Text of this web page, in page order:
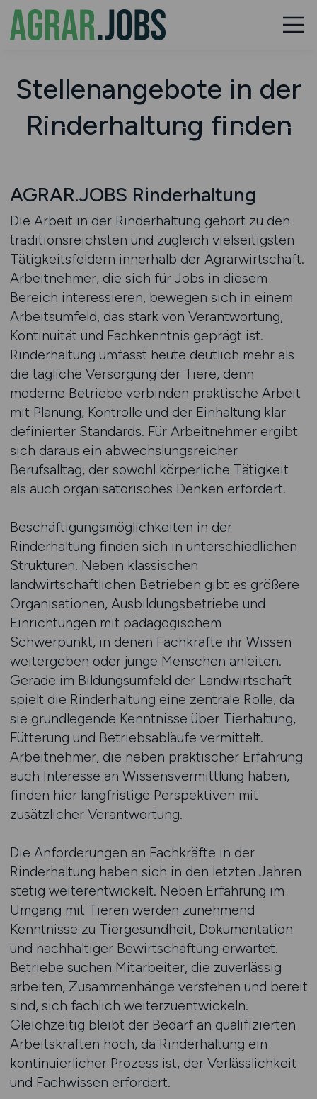
Stellenangebote in der
Rinderhaltung finden
AGRAR.JOBS Rinderhaltung
Die Arbeit in der Rinderhaltung gehört zu den
traditionsreichsten und zugleich vielseitigsten
Tätigkeitsfeldern innerhalb der Agrarwirtschaft.
Arbeitnehmer, die sich für Jobs in diesem
Bereich interessieren, bewegen sich in einem
Arbeitsumfeld, das stark von Verantwortung,
Kontinuität und Fachkenntnis geprägt ist.
Rinderhaltung umfasst heute deutlich mehr als
die tägliche Versorgung der Tiere, denn
moderne Betriebe verbinden praktische Arbeit
mit Planung, Kontrolle und der Einhaltung klar
definierter Standards. Für Arbeitnehmer ergibt
sich daraus ein abwechslungsreicher
Berufsalltag, der sowohl körperliche Tätigkeit
als auch organisatorisches Denken erfordert.
Beschäftigungsmöglichkeiten in der
Rinderhaltung finden sich in unterschiedlichen
Strukturen. Neben klassischen
landwirtschaftlichen Betrieben gibt es größere
Organisationen, Ausbildungsbetriebe und
Einrichtungen mit pädagogischem
Schwerpunkt, in denen Fachkräfte ihr Wissen
weitergeben oder junge Menschen anleiten.
Gerade im Bildungsumfeld der Landwirtschaft
spielt die Rinderhaltung eine zentrale Rolle, da
sie grundlegende Kenntnisse über Tierhaltung,
Fütterung und Betriebsabläufe vermittelt.
Arbeitnehmer, die neben praktischer Erfahrung
auch Interesse an Wissensvermittlung haben,
finden hier langfristige Perspektiven mit
zusätzlicher Verantwortung.
Die Anforderungen an Fachkräfte in der
Rinderhaltung haben sich in den letzten Jahren
stetig weiterentwickelt. Neben Erfahrung im
Umgang mit Tieren werden zunehmend
Kenntnisse zu Tiergesundheit, Dokumentation
und nachhaltiger Bewirtschaftung erwartet.
Betriebe suchen Mitarbeiter, die zuverlässig
arbeiten, Zusammenhänge verstehen und bereit
sind, sich fachlich weiterzuentwickeln.
Gleichzeitig bleibt der Bedarf an qualifizierten
Arbeitskräften hoch, da Rinderhaltung ein
kontinuierlicher Prozess ist, der Verlässlichkeit
und Fachwissen erfordert.